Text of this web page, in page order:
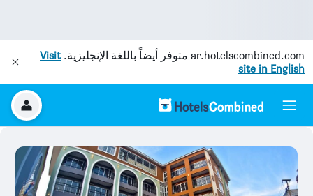
ar.hotelscombined.com متوفر أيضاً باللغة الإنجليزية.Visit
site in English